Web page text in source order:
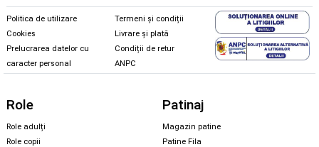
Politica de utilizare
Cookies
Prelucrarea datelor cu
caracter personal
Termeni și condiții
Livrare și plată
Condiții de retur
ANPC
Role
Role adulți
Role copii
Patinaj
Magazin patine
Patine Fila